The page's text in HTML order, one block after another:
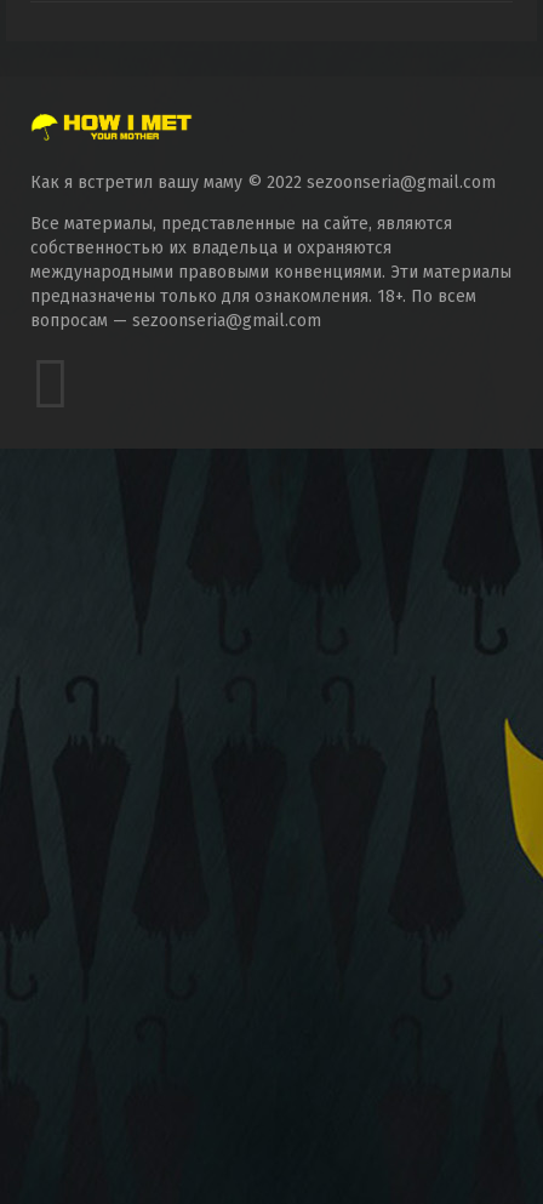
Как я встретил вашу маму © 2022 sezoonseria@gmail.com
Все материалы, представленные на сайте, являются
собственностью их владельца и охраняются
международными правовыми конвенциями. Эти материалы
предназначены только для ознакомления. 18+. По всем